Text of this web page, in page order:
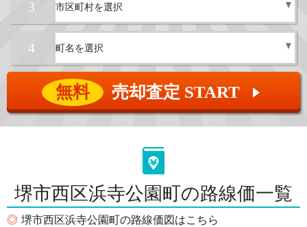
3
4
無料 売却査定 START ▲
堺市西区浜寺公園町の路線価一覧
堺市西区浜寺公園町の路線価図はこちら